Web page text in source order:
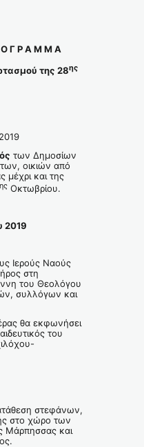
Μ Μ Α
της 28ης
των Δημοσίων
οικιών από
μέχρι και της
ης Οκτωβρίου.
2019
Ιερούς Ναούς
στη
του Θεολόγου
συλλόγων και
θα εκφωνήσει
του
στεφάνων,
στο χώρο των
Μάρπησσας και